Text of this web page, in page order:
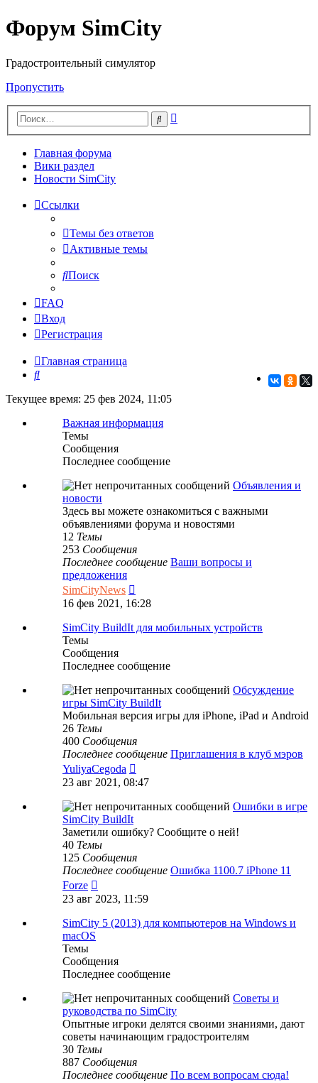
Форум SimCity
Градостроительный симулятор
Пропустить
Поиск
Главная форума
Вики раздел
Новости SimCity
Ссылки
Темы без ответов
Активные темы
Поиск
FAQ
Вход
Регистрация
Главная страница
Поиск
Текущее время: 25 фев 2024, 11:05
Важная информация
Темы
Сообщения
Последнее сообщение
Объявления и
новости
Здесь вы можете ознакомиться с важными
объявлениями форума и новостями
12 Темы
253 Сообщения
Последнее сообщение Ваши вопросы и
предложения
SimCityNews
к
сообщению
16 фев 2021, 16:28
SimCity BuildIt для мобильных устройств
Темы
Сообщения
Последнее сообщение
Обсуждение
игры SimCity BuildIt
Мобильная версия игры для iPhone, iPad и Android
26 Темы
400 Сообщения
Последнее сообщение Приглашения в клуб мэров
YuliyaCegoda
к
сообщению
23 авг 2021, 08:47
Ошибки в игре
SimCity BuildIt
Заметили ошибку? Сообщите о ней!
40 Темы
125 Сообщения
Последнее сообщение Ошибка 1100.7 iPhone 11
Forze
к
сообщению
23 авг 2023, 11:59
SimCity 5 (2013) для компьютеров на Windows и
macOS
Темы
Сообщения
Последнее сообщение
Советы и
руководства по SimCity
Опытные игроки делятся своими знаниями, дают
советы начинающим градостроителям
30 Темы
887 Сообщения
Последнее сообщение По всем вопросам сюда!